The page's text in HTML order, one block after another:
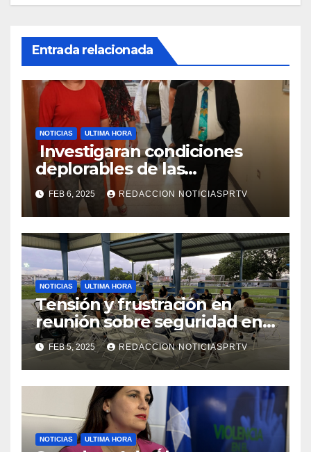
Entrada relacionada
NOTICIAS ULTIMA HORA
Investigaran condiciones
deplorables de las
facilidades el Departamento
de la Salud en Mayagüez
FEB 6, 2025 REDACCION NOTICIASPRTV
NOTICIAS ULTIMA HORA
Tensión y frustración en
reunión sobre seguridad en
Reparto Metropolitano
FEB 5, 2025 REDACCION NOTICIASPRTV
NOTICIAS ULTIMA HORA